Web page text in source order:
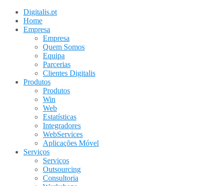
Digitalis.pt
Home
Empresa
Empresa
Quem Somos
Equipa
Parcerias
Clientes Digitalis
Produtos
Produtos
Win
Web
Estatísticas
Integradores
WebServices
Aplicações Móvel
Serviços
Serviços
Outsourcing
Consultoria